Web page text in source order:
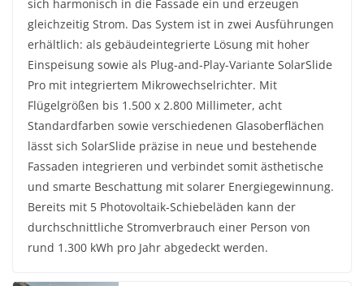
sich harmonisch in die Fassade ein und erzeugen
gleichzeitig Strom. Das System ist in zwei Ausführungen
erhältlich: als gebäudeintegrierte Lösung mit hoher
Einspeisung sowie als Plug-and-Play-Variante SolarSlide
Pro mit integriertem Mikrowechselrichter. Mit
Flügelgrößen bis 1.500 x 2.800 Millimeter, acht
Standardfarben sowie verschiedenen Glasoberflächen
lässt sich SolarSlide präzise in neue und bestehende
Fassaden integrieren und verbindet somit ästhetische
und smarte Beschattung mit solarer Energiegewinnung.
Bereits mit 5 Photovoltaik-Schiebeläden kann der
durchschnittliche Stromverbrauch einer Person von
rund 1.300 kWh pro Jahr abgedeckt werden.